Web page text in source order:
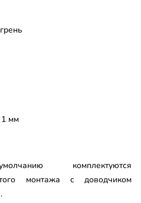
1 мм
комплектуются
монтажа с доводчиком